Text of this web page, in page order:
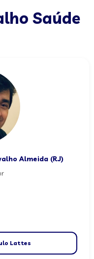
Saúde
Almeida (RJ)
Lattes